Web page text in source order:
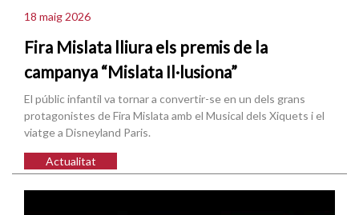
18 maig 2026
Fira Mislata lliura els premis de la
campanya “Mislata Il·lusiona”
El públic infantil va tornar a convertir-se en un dels grans
protagonistes de Fira Mislata amb el Musical dels Xiquets i el
viatge a Disneyland Paris.
Actualitat